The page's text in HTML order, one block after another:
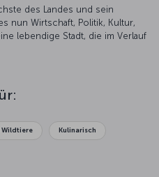
des Landes und sein
nun Wirtschaft, Politik, Kultur,
lebendige Stadt, die im Verlauf
Jahrhunderten Seite an Seite.
Wildtiere Kulinarisch